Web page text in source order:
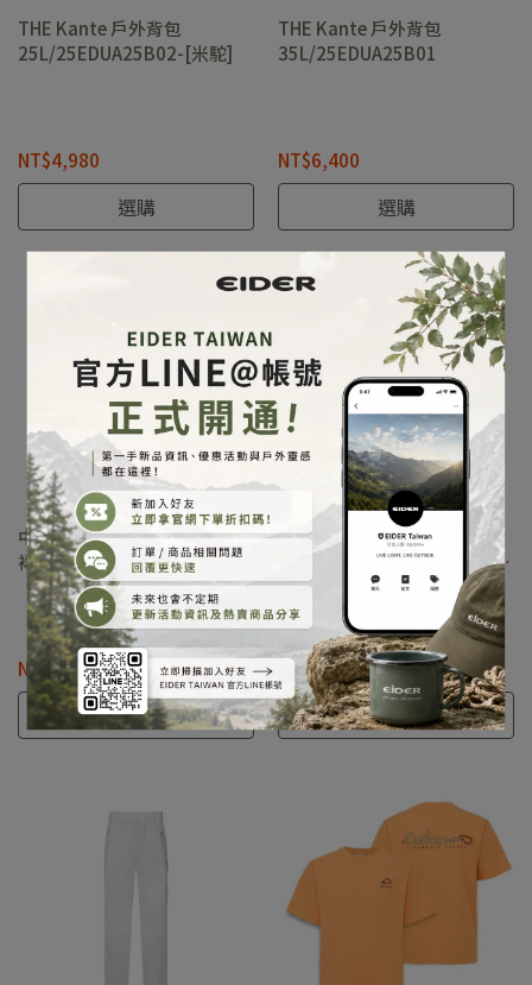
THE Kante 戶外背包
25L/25EDUA25B02-[米駝]
NT$4,980
選購
THE Kante 戶外背包
35L/25EDUA25B01
NT$6,400
選購
中性3L輕量防水單片
裙/25EDUP25341-[淺灰]
NT$6,980
選購
中性3L輕量防水外
套/25EDMP25141-[萊姆綠、
淺灰]
NT$13,800
選購